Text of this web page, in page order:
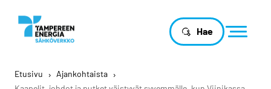
Hae
Etusivu › Ajankohtaista ›